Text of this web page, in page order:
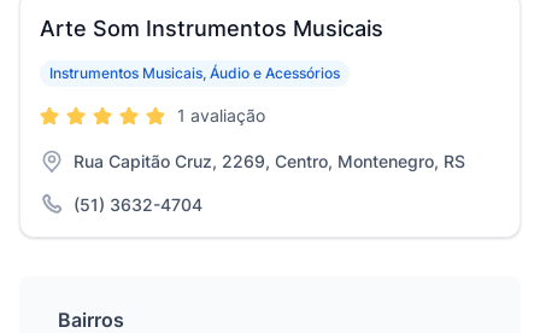
Arte Som Instrumentos Musicais
Instrumentos Musicais, Áudio e Acessórios
1 avaliação
Rua Capitão Cruz, 2269, Centro, Montenegro, RS
(51) 3632-4704
Bairros